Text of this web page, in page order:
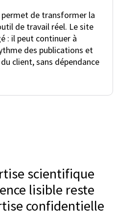
de transformer la
de travail réel. Le site
: il peut continuer à
des publications et
client, sans dépendance
scientifique
lisible reste
confidentielle